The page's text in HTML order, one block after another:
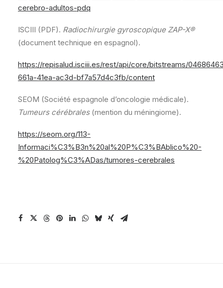
cerebro-adultos-pdq
ISCIII (PDF). Radiochirurgie gyroscopique ZAP-X®
(document technique en espagnol).
https://repisalud.isciii.es/rest/api/core/bitstreams/
661a-41ea-ac3d-bf7a57d4c3fb/content
SEOM (Société espagnole d’oncologie médicale).
Tumeurs cérébrales(mention du méningiome).
https://seom.org/113-
Informaci%C3%B3n%20al%20P%C3%BAblico%20-
%20Patolog%C3%ADas/tumores-cerebrales